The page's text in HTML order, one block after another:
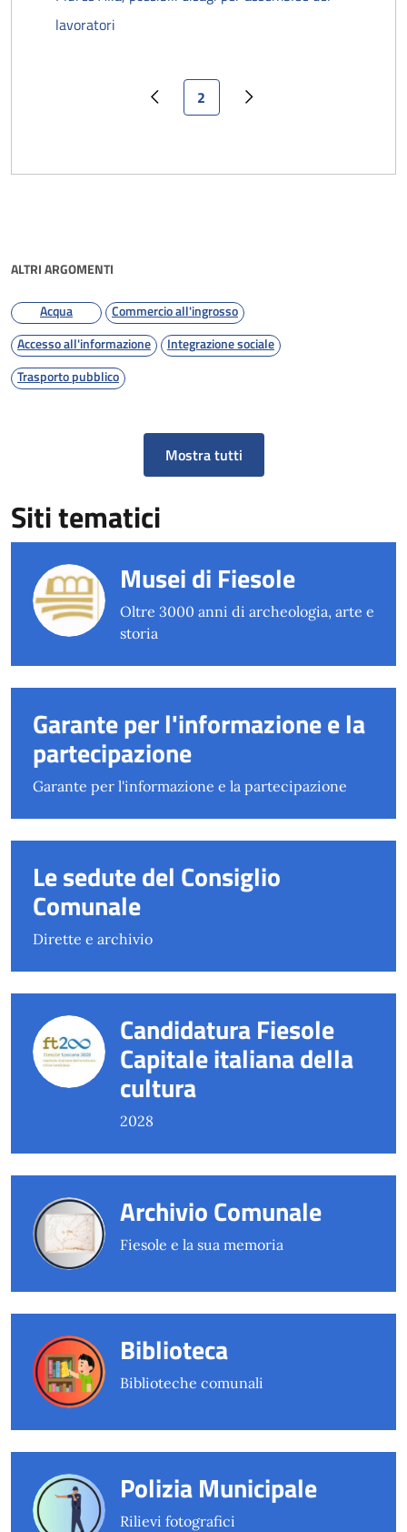
lavoratori
Pagina precedente
Pagina attuale
2 Pagina successiva
ALTRI ARGOMENTI
Acqua
Commercio all'ingrosso
Accesso all'informazione
Integrazione sociale
Trasporto pubblico
Mostra tutti
Siti tematici
Musei di Fiesole
Oltre 3000 anni di archeologia, arte e
storia
Garante per l'informazione e la
partecipazione
Garante per l'informazione e la partecipazione
Le sedute del Consiglio
Comunale
Dirette e archivio
Candidatura Fiesole
Capitale italiana della
cultura
2028
Archivio Comunale
Fiesole e la sua memoria
Biblioteca
Biblioteche comunali
Polizia Municipale
Rilievi fotografici